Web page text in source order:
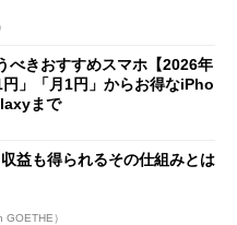
べきおすすめスマホ【2026年
」「月1円」からお得なiPho
まで
益も得られるその仕組みとは
）